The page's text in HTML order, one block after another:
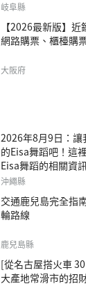
岐阜縣
【2026最新版】
網路購票、櫃檯購
大阪府
2026年8月9日：
的Eisa舞蹈吧！這
Eisa舞蹈的相關資
沖繩縣
交通鹿兒島完全指
輪路線
鹿兒島縣
[從名古屋搭火車
大產地常滑市的招